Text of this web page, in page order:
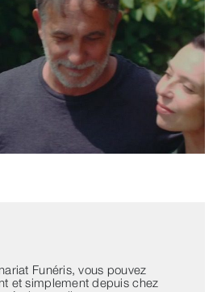
Funéris, vous pouvez
et simplement depuis chez